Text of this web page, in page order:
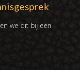
we dit bij een